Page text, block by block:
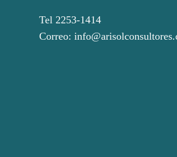
Tel 2253-1414
Correo: